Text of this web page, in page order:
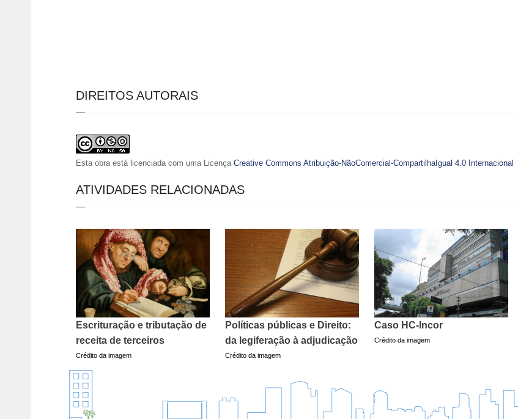
DIREITOS AUTORAIS
Esta obra está licenciada com uma LicençaCreative Commons Atribuição-NãoComercial-CompartilhaIgual 4.0 Internacional
ATIVIDADES RELACIONADAS
Escrituração e tributação de
receita de terceiros
Crédito da imagem
Políticas públicas e Direito:
da legiferação à adjudicação
Crédito da imagem
Caso HC-Incor
Crédito da imagem